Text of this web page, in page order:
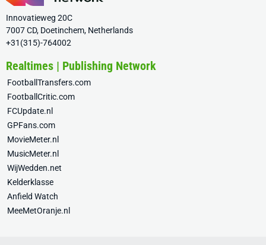
Innovatieweg 20C
7007 CD, Doetinchem, Netherlands
+31(315)-764002
Realtimes | Publishing Network
FootballTransfers.com
FootballCritic.com
FCUpdate.nl
GPFans.com
MovieMeter.nl
MusicMeter.nl
WijWedden.net
Kelderklasse
Anfield Watch
MeeMetOranje.nl